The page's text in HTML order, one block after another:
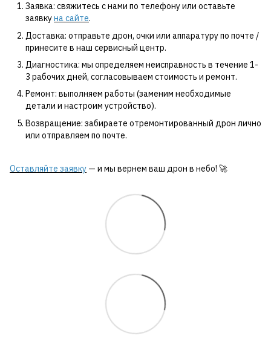
Заявка: свяжитесь с нами по телефону или оставьте
заявкуна сайте.
Доставка: отправьте дрон, очки или аппаратуру по почте /
принесите в наш сервисный центр.
Диагностика: мы определяем неисправность в течение 1-
3 рабочих дней, согласовываем стоимость и ремонт.
Ремонт: выполняем работы (заменим необходимые
детали и настроим устройство).
Возвращение: забираете отремонтированный дрон лично
или отправляем по почте.
Оставляйте заявку — и мы вернем ваш дрон в небо! 🚀